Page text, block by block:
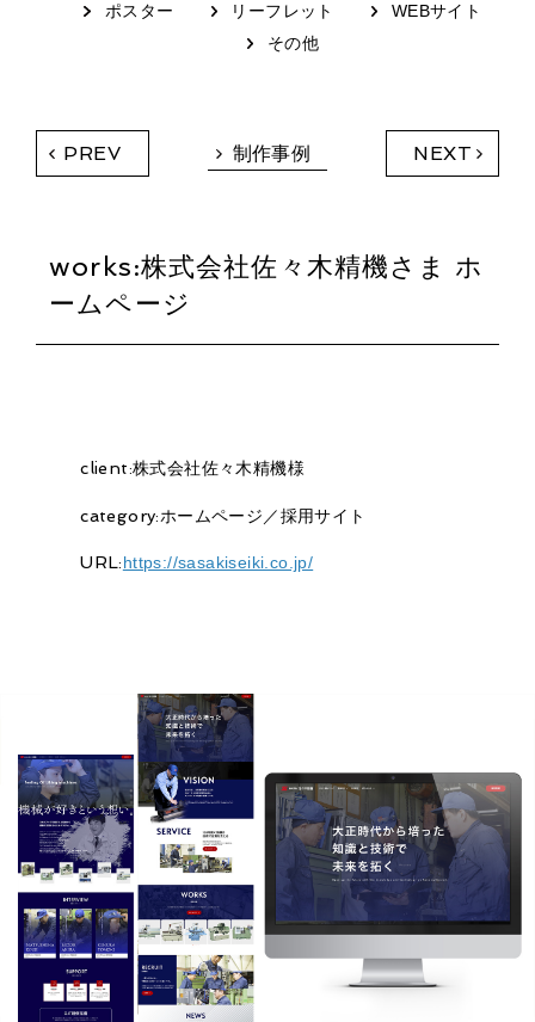
ポスター
リーフレット
WEBサイト
その他
PREV 制作事例 NEXT
works:株式会社佐々木精機さま ホ
ームページ
client:株式会社佐々木精機様
category:ホームページ／採用サイト
URL:https://sasakiseiki.co.jp/